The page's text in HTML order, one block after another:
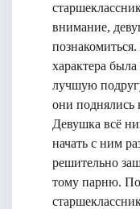
внимание,
характера
лучшую
они поднялись
Девушка всё
начать с ним
решительно
тому парню.